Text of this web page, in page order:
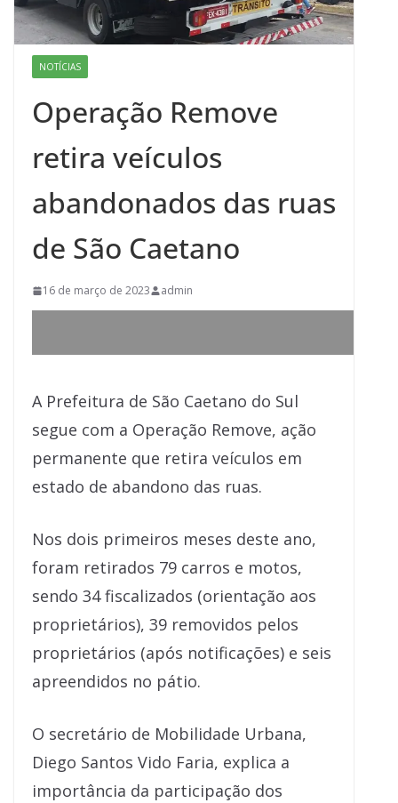
NOTÍCIAS
Operação Remove
retira veículos
abandonados das ruas
de São Caetano
16 de março de 2023 admin
A Prefeitura de São Caetano do Sul
segue com a Operação Remove, ação
permanente que retira veículos em
estado de abandono das ruas.
Nos dois primeiros meses deste ano,
foram retirados 79 carros e motos,
sendo 34 fiscalizados (orientação aos
proprietários), 39 removidos pelos
proprietários (após notificações) e seis
apreendidos no pátio.
O secretário de Mobilidade Urbana,
Diego Santos Vido Faria, explica a
importância da participação dos